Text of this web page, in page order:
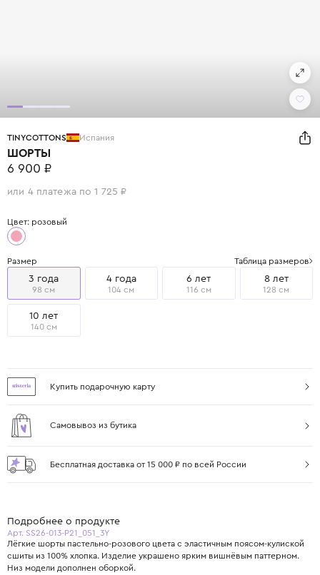
TINYCOTTONS Испания
ШОРТЫ
6 900 ₽
или 4 платежа по 1 725 ₽
Цвет: розовый
Размер Таблица размеров
3 года
98 см
4 года
104 см
6 лет
116 см
8 лет
128 см
10 лет
140 см
Купить подарочную карту
Самовывоз из бутика
Бесплатная доставка от 15 000 ₽ по всей России
Подробнее о продукте
Арт. SS26-013-P21_051_3Y
Лёгкие шорты пастельно-розового цвета с эластичным поясом-кулиской
сшиты из 100% хлопка. Изделие украшено ярким вишнёвым паттерном.
Низ модели дополнен оборкой.